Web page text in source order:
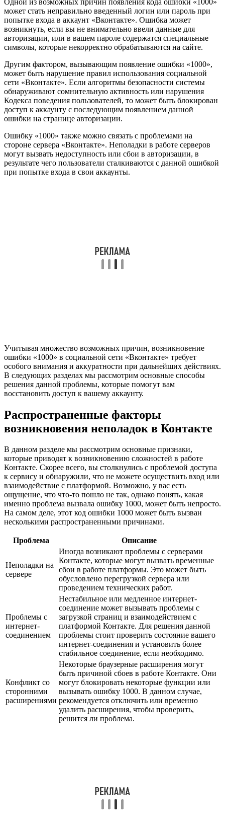
может стать неправильно введенный логин или пароль при
попытке входа в аккаунт «Вконтакте». Ошибка может
возникнуть, если вы не внимательно ввели данные для
авторизации, или в вашем пароле содержатся специальные
символы, которые некорректно обрабатываются на сайте.
Другим фактором, вызывающим появление ошибки «1000»,
может быть нарушение правил использования социальной
сети «Вконтакте». Если алгоритмы безопасности системы
обнаруживают сомнительную активность или нарушения
Кодекса поведения пользователей, то может быть блокирован
доступ к аккаунту с последующим появлением данной
ошибки на странице авторизации.
Ошибку «1000» также можно связать с проблемами на
стороне сервера «Вконтакте». Неполадки в работе серверов
могут вызвать недоступность или сбои в авторизации, в
результате чего пользователи сталкиваются с данной ошибкой
при попытке входа в свои аккаунты.
Учитывая множество возможных причин, возникновение
ошибки «1000» в социальной сети «Вконтакте» требует
особого внимания и аккуратности при дальнейших действиях.
В следующих разделах мы рассмотрим основные способы
решения данной проблемы, которые помогут вам
восстановить доступ к вашему аккаунту.
Распространенные факторы
возникновения неполадок в Контакте
В данном разделе мы рассмотрим основные признаки,
которые приводят к возникновению сложностей в работе
Контакте. Скорее всего, вы столкнулись с проблемой доступа
к сервису и обнаружили, что не можете осуществить вход или
взаимодействие с платформой. Возможно, у вас есть
ощущение, что что-то пошло не так, однако понять, какая
именно проблема вызвала ошибку 1000, может быть непросто.
На самом деле, этот код ошибки 1000 может быть вызван
несколькими распространенными причинами.
Проблема Описание
Неполадки на
сервере
Иногда возникают проблемы с серверами
Контакте, которые могут вызвать временные
сбои в работе платформы. Это может быть
обусловлено перегрузкой сервера или
проведением технических работ.
Проблемы с
интернет-
соединением
Нестабильное или медленное интернет-
соединение может вызывать проблемы с
загрузкой страниц и взаимодействием с
платформой Контакте. Для решения данной
проблемы стоит проверить состояние вашего
интернет-соединения и установить более
стабильное соединение, если необходимо.
Конфликт со
сторонними
расширениями
Некоторые браузерные расширения могут
быть причиной сбоев в работе Контакте. Они
могут блокировать некоторые функции или
вызывать ошибку 1000. В данном случае,
рекомендуется отключить или временно
удалить расширения, чтобы проверить,
решится ли проблема.